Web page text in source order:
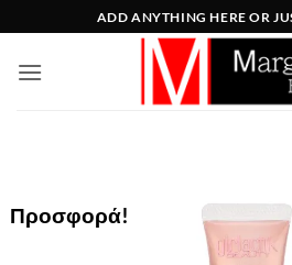
στο
περιεχόμενο
ADD ANYTHING HERE OR
Προσφορά!